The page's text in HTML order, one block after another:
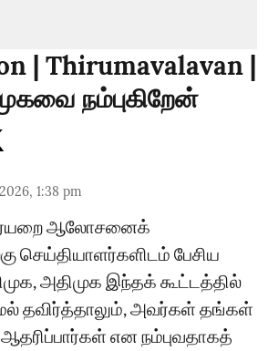
| Thirumavalavan |
நம்புகிறேன்
1:38 pm
ஆலோசனைக்
செய்தியாளர்களிடம் பேசிய
அதிமுக இந்தக் கூட்டத்தில்
தவிர்த்தாலும், அவர்கள் தங்கள்
என நம்புவதாகத்